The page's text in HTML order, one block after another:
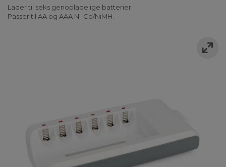
Lader til seks genopladelige batterier.
Passer til AA og AAA Ni-Cd/NiMH.